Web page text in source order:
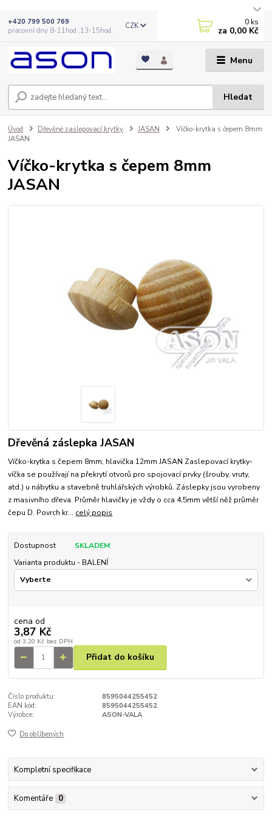
Menu
CZK
Hledat
+420 799 500 769
pracovní dny 8-11hod.,13-15hod.
0 ks
za 0,00 Kč
Úvod Dřevěné zaslepovací krytky JASAN
Víčko-krytka s čepem 8mm
JASAN
Víčko-krytka s čepem 8mm
JASAN
Dřevěná záslepka JASAN
Víčko-krytka s čepem 8mm, hlavička 12mm JASAN Zaslepovací krytky-
víčka se používají na překrytí otvorů pro spojovací prvky (šrouby, vruty,
atd.) u nábytku a stavebně truhlářských výrobků. Záslepky jsou vyrobeny
z masivního dřeva. Průměr hlavičky je vždy o cca 4,5mm větší něž průměr
čepu D. Povrch kr... celý popis
Dostupnost
SKLADEM
Varianta produktu - BALENÍ
cena od
3,87 Kč
od 3,20 Kč bez DPH
Přidat do košíku
Číslo produktu:
8595044255452
EAN kód:
8595044255452
Výrobce:
ASON-VALA
Do oblíbených
Kompletní specifikace
Komentáře 0